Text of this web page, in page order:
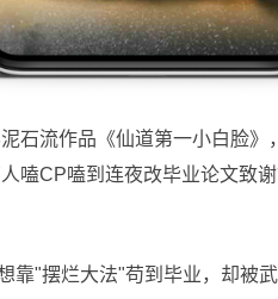
石流作品《仙道第一小白脸
嗑CP嗑到连夜改毕业论文
靠"摆烂大法"苟到毕业，却被